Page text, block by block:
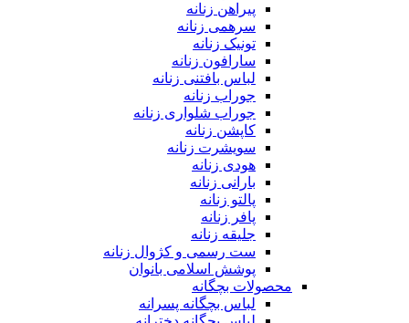
پیراهن زنانه
سرهمی زنانه
تونیک زنانه
سارافون زنانه
لباس بافتنی زنانه
جوراب زنانه
جوراب شلواری زنانه
کاپشن زنانه
سویشرت زنانه
هودی زنانه
بارانی زنانه
پالتو زنانه
پافر زنانه
جلیقه زنانه
ست رسمی و کژوال زنانه
پوشش اسلامی بانوان
محصولات بچگانه
لباس بچگانه پسرانه